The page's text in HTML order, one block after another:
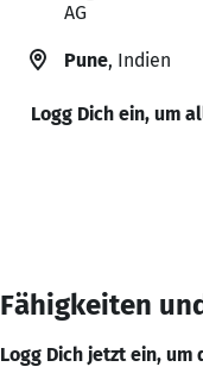
AG
Pune, Indien
Logg Dich ein, um
Fähigkeiten
Logg Dich jetzt ein, um